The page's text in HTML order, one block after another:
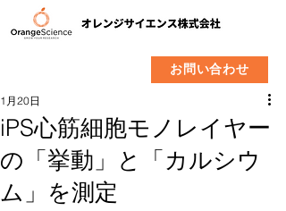
お問い合わせ
iPS心筋細胞モノレイヤー
の「挙動」と「カルシウ
ム」を測定
1月20日